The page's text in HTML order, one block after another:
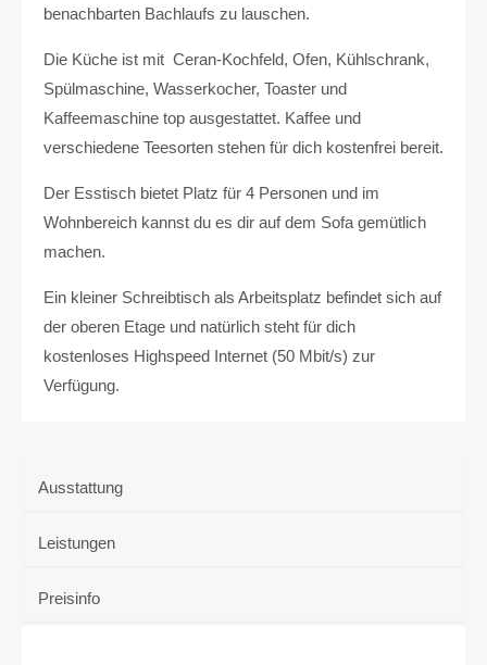
benachbarten Bachlaufs zu lauschen.
Die Küche ist mit Ceran-Kochfeld, Ofen, Kühlschrank,
Spülmaschine, Wasserkocher, Toaster und
Kaffeemaschine top ausgestattet. Kaffee und
verschiedene Teesorten stehen für dich kostenfrei bereit.
Der Esstisch bietet Platz für 4 Personen und im
Wohnbereich kannst du es dir auf dem Sofa gemütlich
machen.
Ein kleiner Schreibtisch als Arbeitsplatz befindet sich auf
der oberen Etage und natürlich steht für dich
kostenloses Highspeed Internet (50 Mbit/s) zur
Verfügung.
Ausstattung
Leistungen
Preisinfo